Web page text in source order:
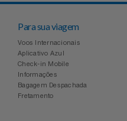
Para sua viagem
Voos Internacionais
Aplicativo Azul
Check-in Mobile
Informações
Bagagem Despachada
Fretamento